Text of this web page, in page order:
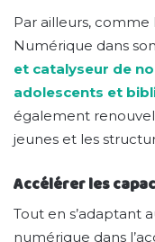
Par ailleurs, comme
Numérique dans
et catalyseur de
adolescents et
également
jeunes et les
Accélérer les
Tout en s’adaptant
numérique dans